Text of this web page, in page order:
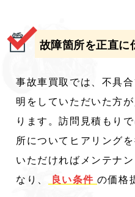
故障箇所を正直に
事故車買取では、不具
明をしていただいた方
ります。訪問見積もり
所についてヒアリング
いただければメンテナ
なり、
良い条件 の価格